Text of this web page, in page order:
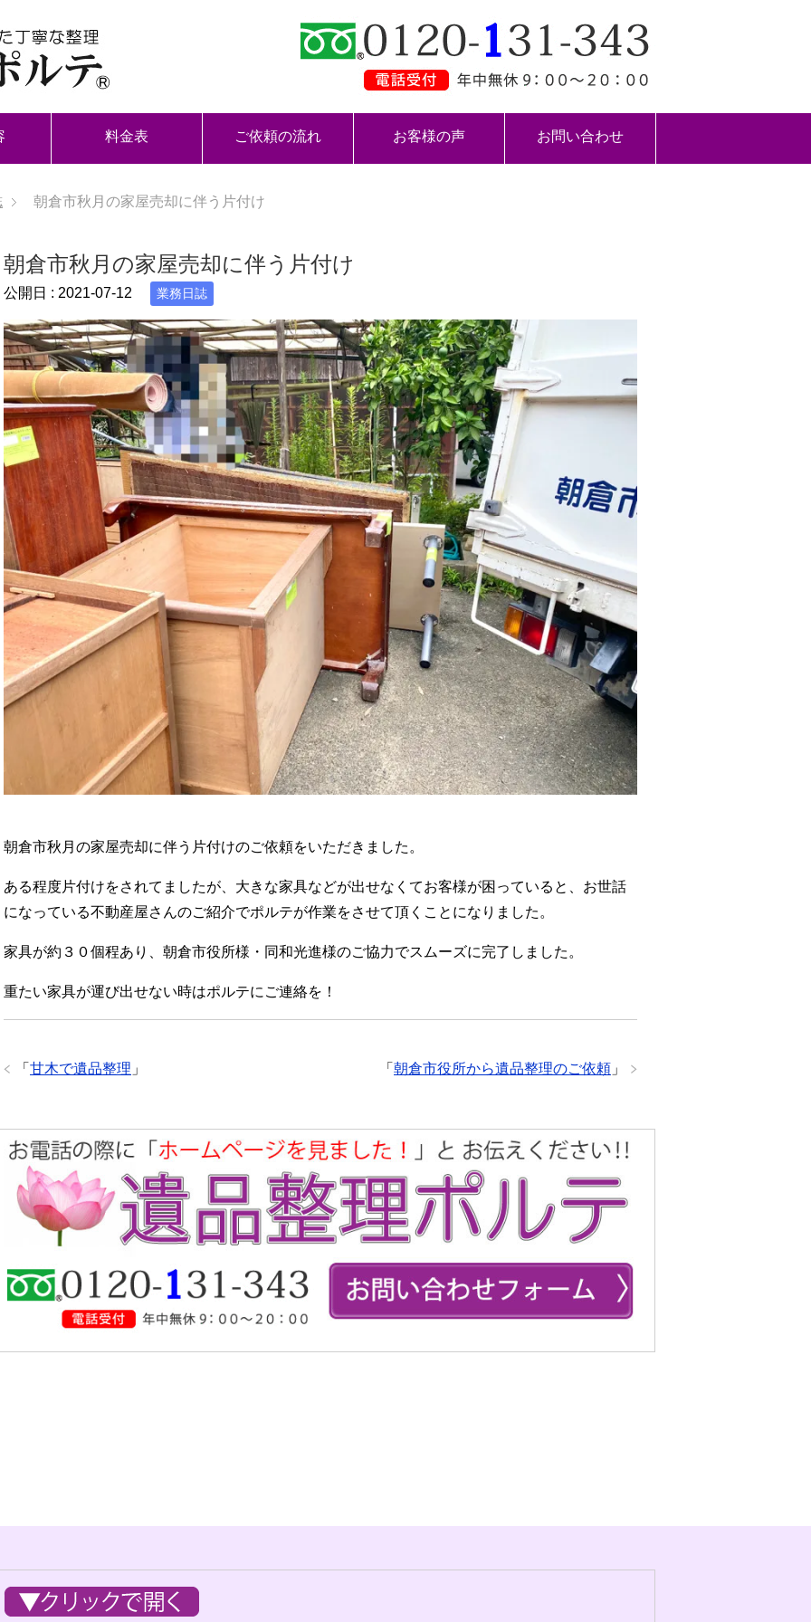
料金表 ご依頼の流れ お客様の声 お問い合わせ
朝倉市秋月の家屋売却に伴う片付け
朝倉市秋月の家屋売却に伴う片付け
公開日 : 2021-07-12 業務日誌
朝倉市秋月の家屋売却に伴う片付けのご依頼をいただきました。
ある程度片付けをされてましたが、大きな家具などが出せなくてお客様が困っていると、お世話
になっている不動産屋さんのご紹介でポルテが作業をさせて頂くことになりました。
家具が約３０個程あり、朝倉市役所様・同和光進様のご協力でスムーズに完了しました。
重たい家具が運び出せない時はポルテにご連絡を！
「 朝倉市役所から遺品整理のご依頼 」
「 甘木で遺品整理 」